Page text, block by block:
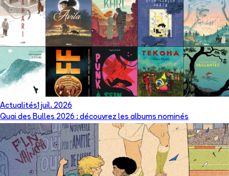
Actualités1 juil. 2026
Quai des Bulles 2026 : découvrez les albums nominés